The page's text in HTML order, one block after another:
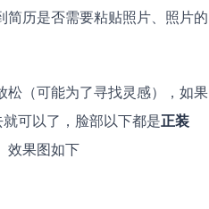
历是否需要粘贴照片、照片的
（可能为了寻找灵感），如果
可以了，脸部以下都是正装
效果图如下